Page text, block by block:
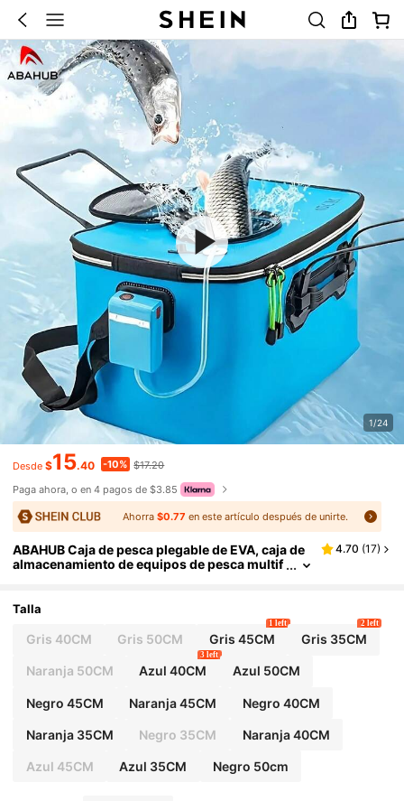
1/24
Desde $15.40 -10% $17.20
Paga ahora, o en 4 pagos de $3.85
Ahorra $0.77 en este artículo después de unirte.
ABAHUB Caja de pesca plegable de EVA, caja de
almacenamiento de equipos de pesca multif
4.70 (17)
Talla
Gris 40CM Gris 50CM Gris 45CM
1 left
Gris 35CM
2 left
Naranja 50CM Azul 40CM
3 left
Azul 50CM
Negro 45CM Naranja 45CM Negro 40CM
Naranja 35CM Negro 35CM Naranja 40CM
Azul 45CM Azul 35CM Negro 50cm